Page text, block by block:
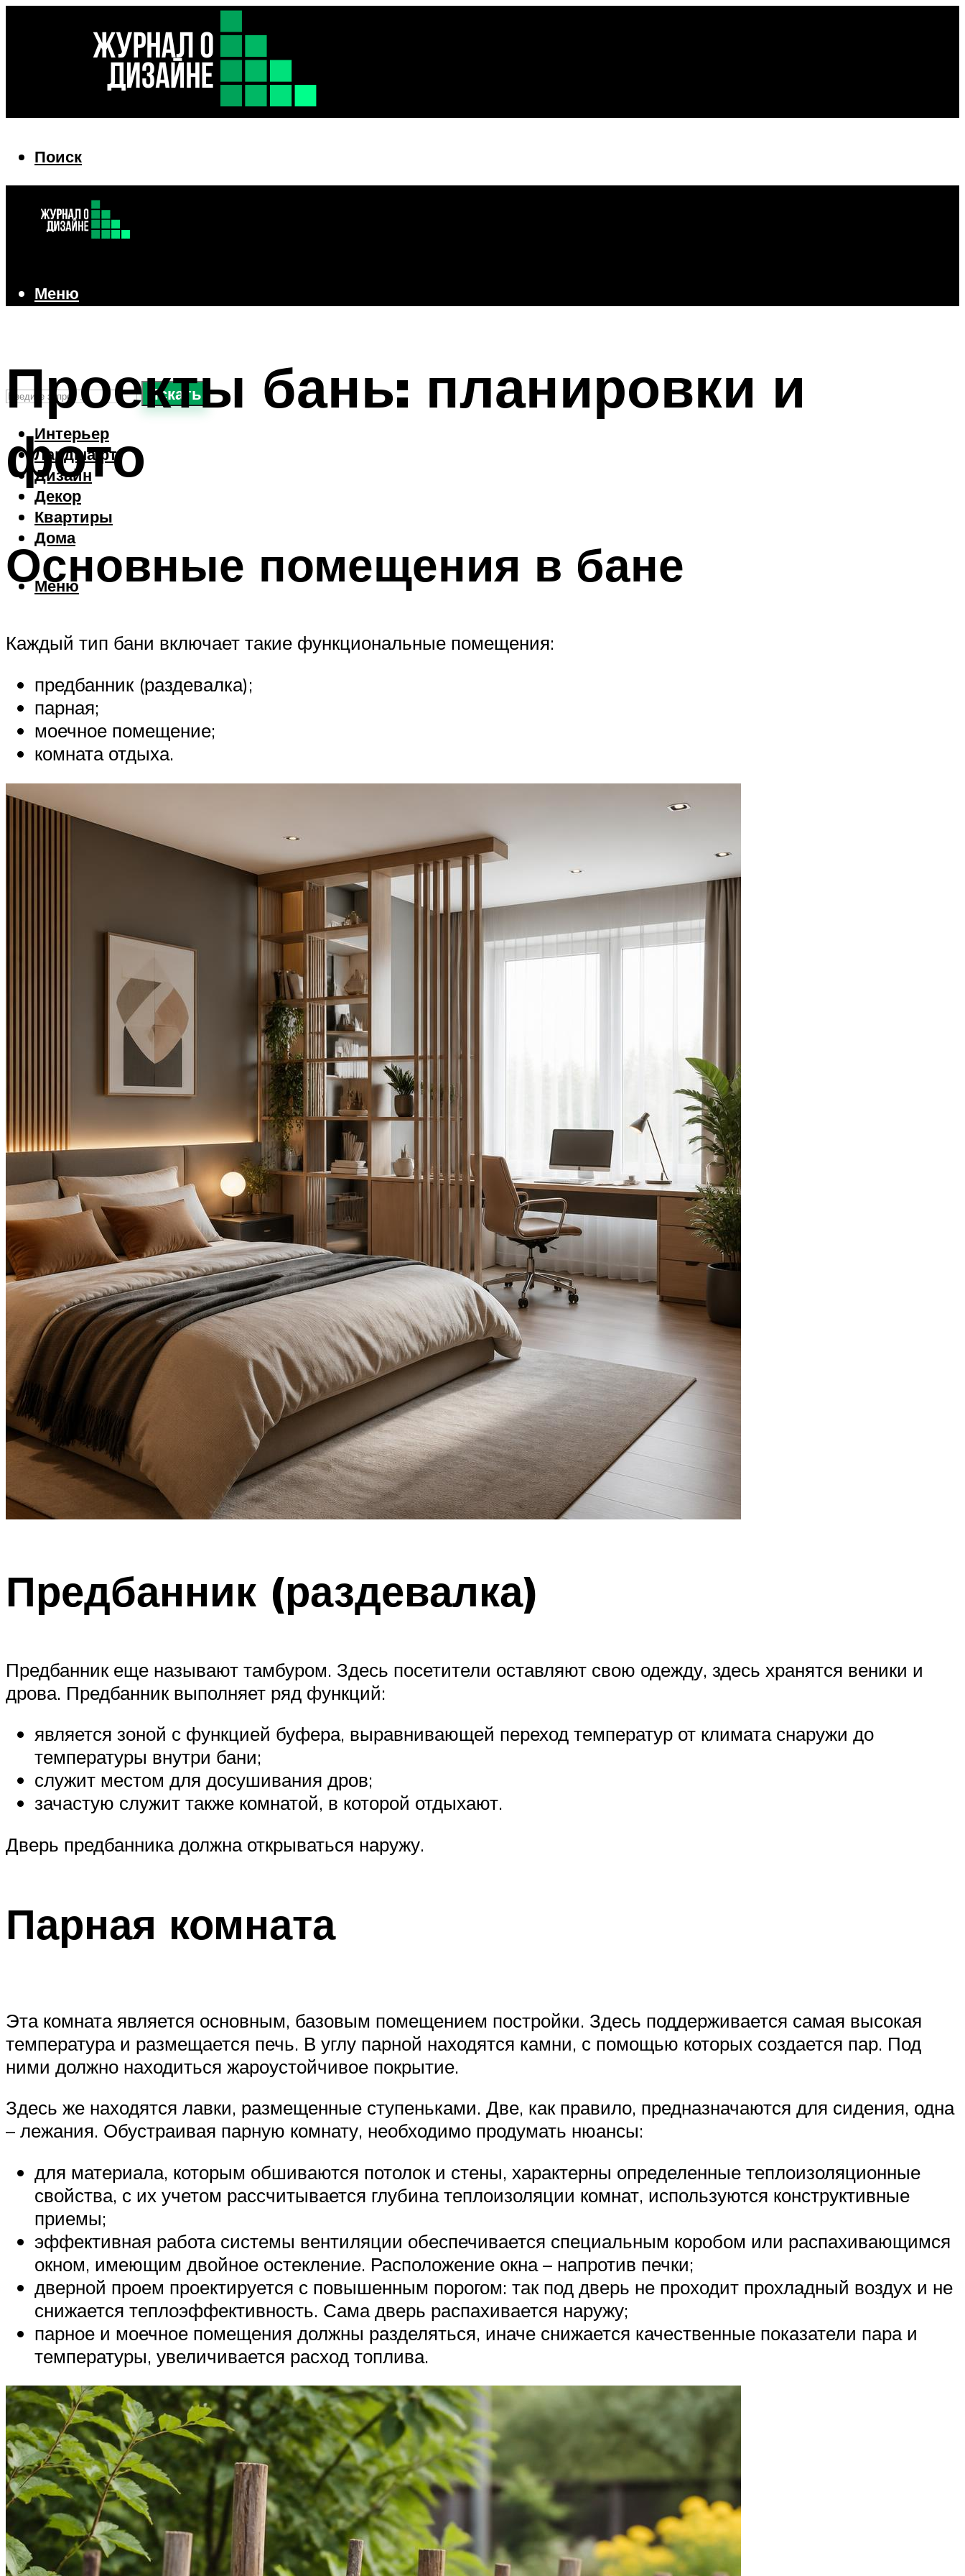
Поиск
Поиск
Искать
Интерьер
Ландшафт
Дизайн
Декор
Квартиры
Дома
Меню
Меню
Проекты бань: планировки и
фото
Основные помещения в бане
Каждый тип бани включает такие функциональные помещения:
предбанник (раздевалка);
парная;
моечное помещение;
комната отдыха.
Предбанник (раздевалка)
Предбанник еще называют тамбуром. Здесь посетители оставляют свою одежду, здесь хранятся веники и
дрова. Предбанник выполняет ряд функций:
является зоной с функцией буфера, выравнивающей переход температур от климата снаружи до
температуры внутри бани;
служит местом для досушивания дров;
зачастую служит также комнатой, в которой отдыхают.
Дверь предбанника должна открываться наружу.
Парная комната
Эта комната является основным, базовым помещением постройки. Здесь поддерживается самая высокая
температура и размещается печь. В углу парной находятся камни, с помощью которых создается пар. Под
ними должно находиться жароустойчивое покрытие.
Здесь же находятся лавки, размещенные ступеньками. Две, как правило, предназначаются для сидения, одна
– лежания. Обустраивая парную комнату, необходимо продумать нюансы:
для материала, которым обшиваются потолок и стены, характерны определенные теплоизоляционные
свойства, с их учетом рассчитывается глубина теплоизоляции комнат, используются конструктивные
приемы;
эффективная работа системы вентиляции обеспечивается специальным коробом или распахивающимся
окном, имеющим двойное остекление. Расположение окна – напротив печки;
дверной проем проектируется с повышенным порогом: так под дверь не проходит прохладный воздух и не
снижается теплоэффективность. Сама дверь распахивается наружу;
парное и моечное помещения должны разделяться, иначе снижается качественные показатели пара и
температуры, увеличивается расход топлива.